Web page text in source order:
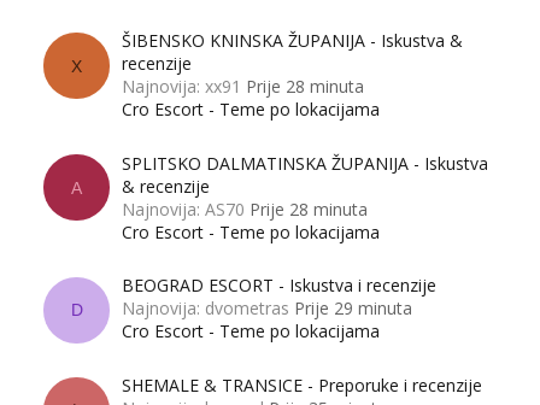
X
ŠIBENSKO KNINSKA ŽUPANIJA - Iskustva &
recenzije
Najnovija: xx91 Prije 28 minuta
Cro Escort - Teme po lokacijama
A
SPLITSKO DALMATINSKA ŽUPANIJA - Iskustva
& recenzije
Najnovija: AS70 Prije 28 minuta
Cro Escort - Teme po lokacijama
D
BEOGRAD ESCORT - Iskustva i recenzije
Najnovija: dvometras Prije 29 minuta
Cro Escort - Teme po lokacijama
SHEMALE & TRANSICE - Preporuke i recenzije